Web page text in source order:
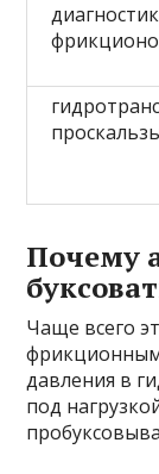
Почему
Чаще всего
давления в
под